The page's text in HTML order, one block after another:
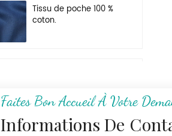
Tissu de poche 100 %
coton.
montagne numérique
Ripstop 50/50
Faites Bon Accueil À Votre
Informations De